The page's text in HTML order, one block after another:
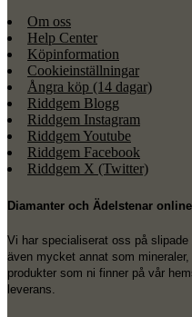
Om oss
Help Center
Köpinformation
Cookieinställningar
Ångra köp (14 dagar)
Riddgem Blogg
Riddgem Instagram
Riddgem Youtube
Riddgem Facebook
Riddgem X (Twitter)
Diamanter och Ädelstenar
Vi har specialiserat oss på
även mycket annat som
produkter som ni finner på vår
leverans.